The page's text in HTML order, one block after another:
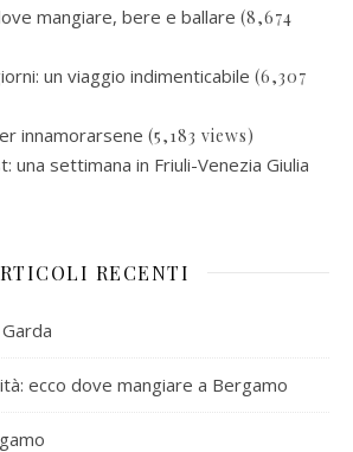
mangiare, bere e ballare (8,674
un viaggio indimenticabile (6,307
innamorarsene (5,183 views)
una settimana in Friuli-Venezia Giulia
RECENTI
ecco dove mangiare a Bergamo